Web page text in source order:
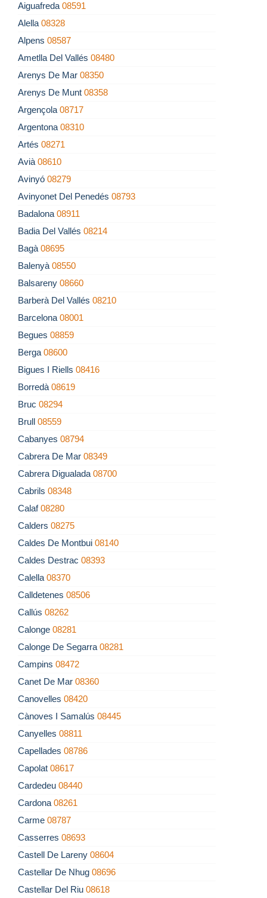
Aiguafreda 08591
Alella 08328
Alpens 08587
Ametlla Del Vallés 08480
Arenys De Mar 08350
Arenys De Munt 08358
Argençola 08717
Argentona 08310
Artés 08271
Avià 08610
Avinyó 08279
Avinyonet Del Penedés 08793
Badalona 08911
Badia Del Vallés 08214
Bagà 08695
Balenyà 08550
Balsareny 08660
Barberà Del Vallés 08210
Barcelona 08001
Begues 08859
Berga 08600
Bigues I Riells 08416
Borredà 08619
Bruc 08294
Brull 08559
Cabanyes 08794
Cabrera De Mar 08349
Cabrera Digualada 08700
Cabrils 08348
Calaf08280
Calders 08275
Caldes De Montbui 08140
Caldes Destrac 08393
Calella 08370
Calldetenes 08506
Callús 08262
Calonge 08281
Calonge De Segarra 08281
Campins 08472
Canet De Mar 08360
Canovelles 08420
Cànoves I Samalús 08445
Canyelles 08811
Capellades 08786
Capolat 08617
Cardedeu 08440
Cardona 08261
Carme 08787
Casserres 08693
Castell De Lareny 08604
Castellar De Nhug 08696
Castellar Del Riu 08618